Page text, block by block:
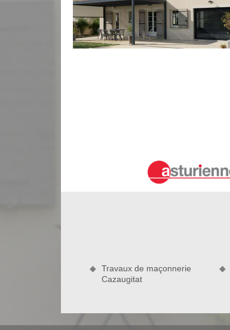
fiables pour la solidification de votre
gagnerez en confort et en esthétique.
nettoyage, la réparation de façade.
réparation de votre mur extérieur.
Si vos murs extérieurs sont sales et
vos travaux. En plus, le coût de sa
Travaux de maçonnerie
Cazaugitat